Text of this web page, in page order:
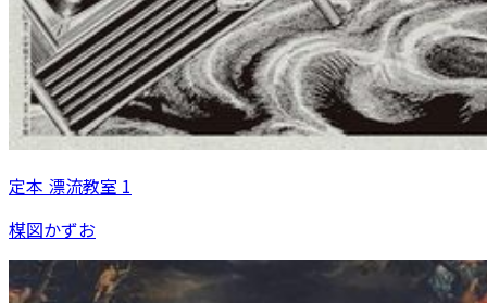
定本 漂流教室 1
楳図かずお